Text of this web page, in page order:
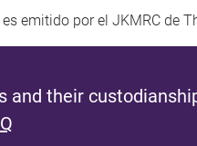
emitido por el JKMRC de
and their